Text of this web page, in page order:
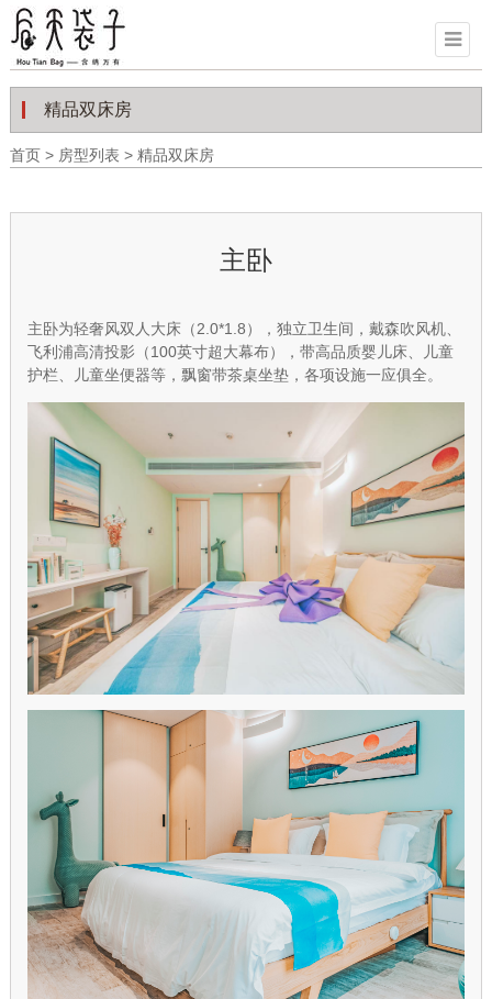
精品双床房
首页> 房型列表 > 精品双床房
主卧
主卧为轻奢风双人大床（2.0*1.8），独立卫生间，戴森吹风机、
飞利浦高清投影（100英寸超大幕布），带高品质婴儿床、儿童
护栏、儿童坐便器等，飘窗带茶桌坐垫，各项设施一应俱全。